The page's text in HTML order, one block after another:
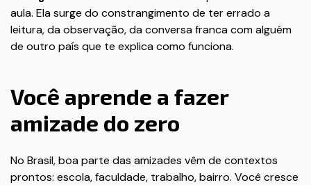
aula. Ela surge do constrangimento de ter errado a
leitura, da observação, da conversa franca com alguém
de outro país que te explica como funciona.
Você aprende a fazer
amizade do zero
No Brasil, boa parte das amizades vêm de contextos
prontos: escola, faculdade, trabalho, bairro. Você cresce